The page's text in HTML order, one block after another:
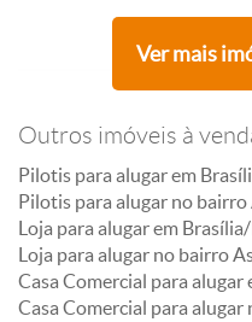
Ver mais
Outros imóveis à
Pilotis para alugar em
Pilotis para alugar no bairro
Loja para alugar em
Loja para alugar no bairro
Casa Comercial para
Casa Comercial para alugar